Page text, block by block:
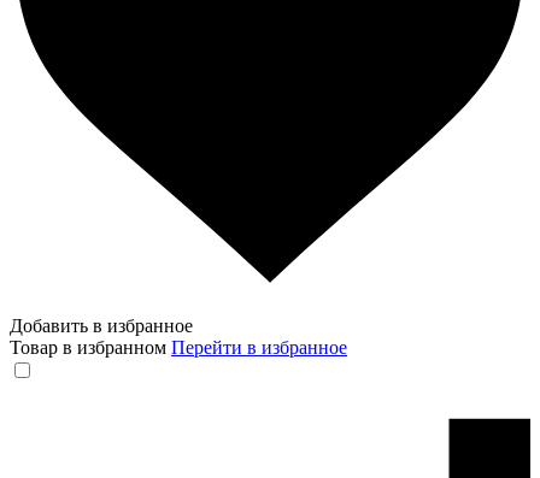
Добавить в избранное
Товар в избранном Перейти в избранное